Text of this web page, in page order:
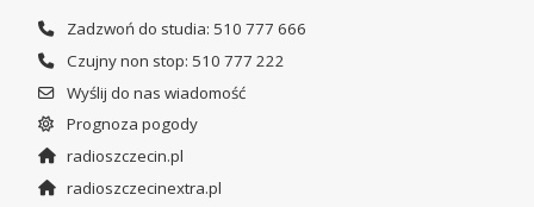
Zadzwoń do studia: 510 777 666
Czujny non stop: 510 777 222
Wyślij do nas wiadomość
Prognoza pogody
radioszczecin.pl
radioszczecinextra.pl